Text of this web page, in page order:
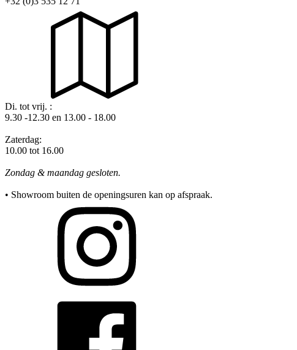
Di. tot vrij. :
9.30 -12.30 en 13.00 - 18.00
Zaterdag:
10.00 tot 16.00
Zondag & maandag gesloten.
• Showroom buiten de openingsuren kan op afspraak.